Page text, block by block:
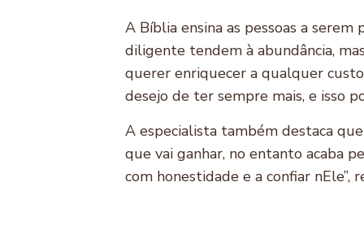
A Bíblia ensina as pessoas a
diligente tendem à abundância,
querer enriquecer a qualquer
desejo de ter sempre mais, e isso
A especialista também destaca que
que vai ganhar, no entanto acaba
com honestidade e a confiar nEle”,